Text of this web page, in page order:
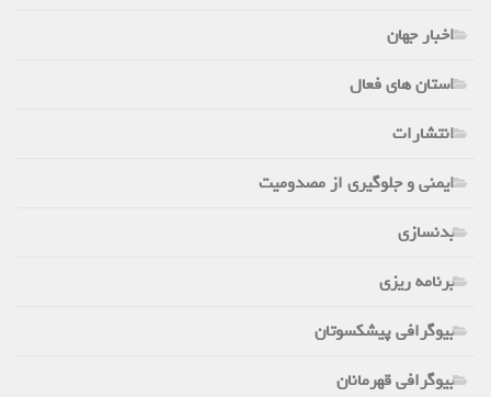
اخبار جهان
استان های فعال
انتشارات
ایمنی و جلوگیری از مصدومیت
بدنسازی
برنامه ریزی
بیوگرافی پیشکسوتان
بیوگرافی قهرمانان